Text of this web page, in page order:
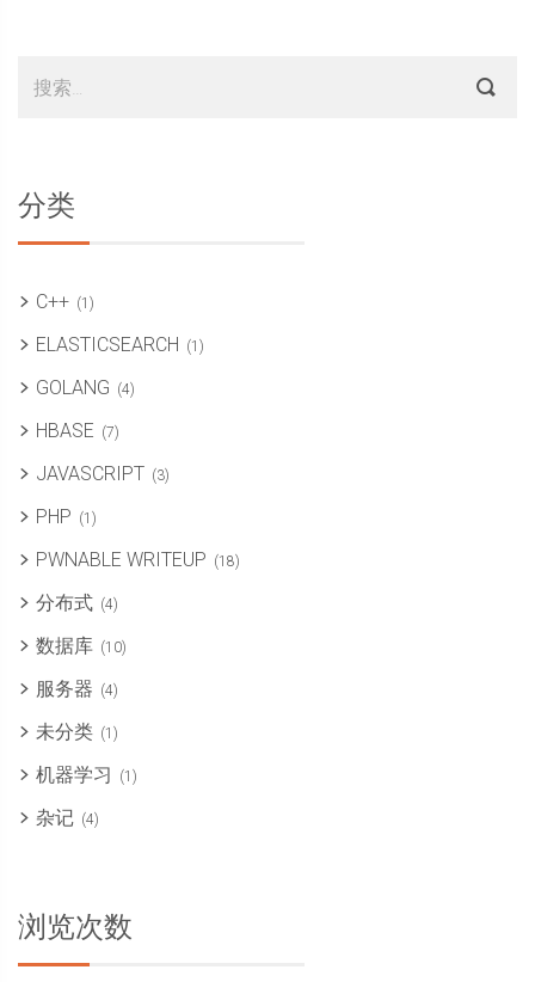
Sidebar
索：
分类
C++ (1)
ELASTICSEARCH (1)
GOLANG (4)
HBASE (7)
JAVASCRIPT (3)
PHP (1)
PWNABLE WRITEUP (18)
分布式 (4)
数据库 (10)
服务器 (4)
未分类 (1)
机器学习 (1)
杂记 (4)
浏览次数